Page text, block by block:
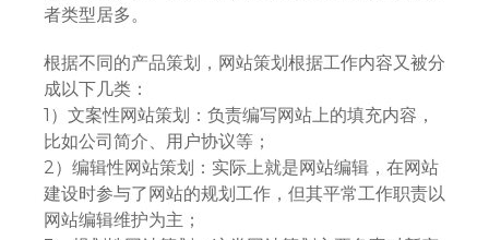
者类型居多。
根据不同的产品策划，网站策划根据工作内容又被分
成以下几类：
1）文案性网站策划：负责编写网站上的填充内容，
比如公司简介、用户协议等；
2）编辑性网站策划：实际上就是网站编辑，在网站
建设时参与了网站的规划工作，但其平常工作职责以
网站编辑维护为主；